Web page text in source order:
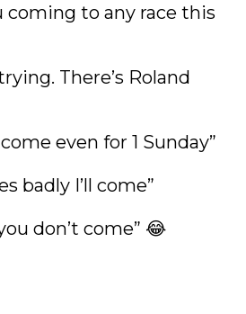
coming to any race this
There’s Roland
even for 1 Sunday”
badly I’ll come”
don’t come” 😂